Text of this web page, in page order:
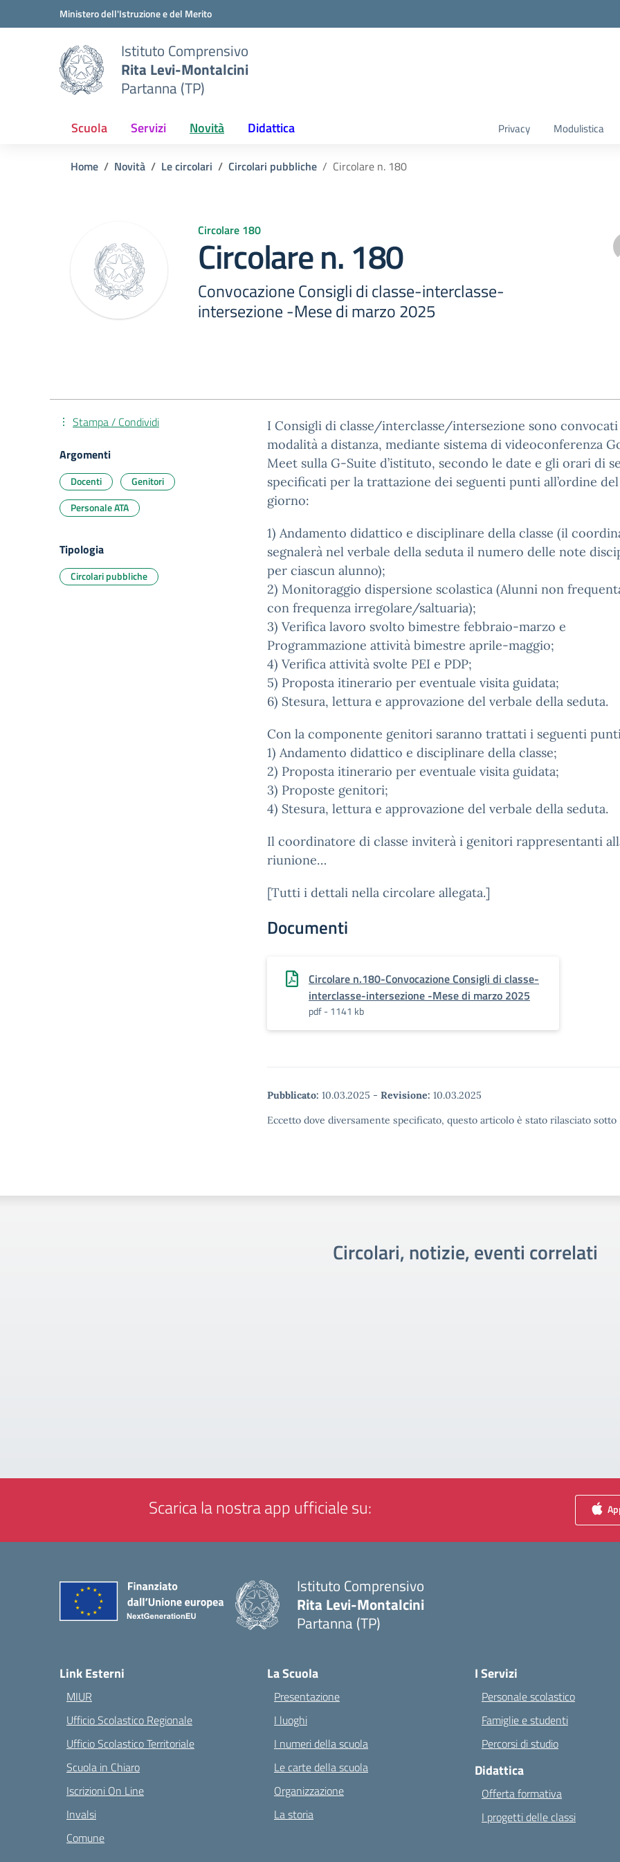
Vai ai contenuti
Vai al menu di navigazioneMinistero dell'Istruzione e del Merito
Istituto Comprensivo
Rita Levi-Montalcini
Partanna (TP)
Scuola Servizi Novità Didattica Privacy Modulistica
Home Novità Le circolari Circolari pubbliche Circolare n. 180
Circolare 180
Circolare n. 180
Convocazione Consigli di classe-interclasse-
intersezione -Mese di marzo 2025
I Consigli di classe/interclasse/intersezione sono
modalità a distanza, mediante sistema di videoconferenza
Meet sulla G-Suite d’istituto, secondo le date e gli orari di
specificati per la trattazione dei seguenti punti all’ordine del
giorno:
1) Andamento didattico e disciplinare della classe (il
segnalerà nel verbale della seduta il numero delle note
per ciascun alunno);
2) Monitoraggio dispersione scolastica (Alunni non
con frequenza irregolare/saltuaria);
3) Verifica lavoro svolto bimestre febbraio-marzo e
Programmazione attività bimestre aprile-maggio;
4) Verifica attività svolte PEI e PDP;
5) Proposta itinerario per eventuale visita guidata;
6) Stesura, lettura e approvazione del verbale della seduta.
Con la componente genitori saranno trattati i seguenti
1) Andamento didattico e disciplinare della classe;
2) Proposta itinerario per eventuale visita guidata;
3) Proposte genitori;
4) Stesura, lettura e approvazione del verbale della seduta.
Il coordinatore di classe inviterà i genitori rappresentanti
riunione…
[Tutti i dettali nella circolare allegata.]
Documenti
Circolare n.180-Convocazione Consigli di classe-
interclasse-intersezione -Mese di marzo 2025
pdf - 1141 kb
Pubblicato: 10.03.2025 - Revisione: 10.03.2025
Eccetto dove diversamente specificato, questo articolo è stato rilasciato
Stampa / Condividi
Argomenti
Docenti
Genitori
Personale ATA
Tipologia
Circolari pubbliche
Circolari, notizie, eventi correlati
Scarica la nostra app ufficiale su:
Istituto Comprensivo
Rita Levi-Montalcini
Partanna (TP)
Link Esterni
MIUR
Ufficio Scolastico Regionale
Ufficio Scolastico Territoriale
Scuola in Chiaro
Iscrizioni On Line
Invalsi
Comune
La Scuola
Presentazione
I luoghi
I numeri della scuola
Le carte della scuola
Organizzazione
La storia
I Servizi
Personale scolastico
Famiglie e studenti
Percorsi di studio
Didattica
Offerta formativa
I progetti delle classi